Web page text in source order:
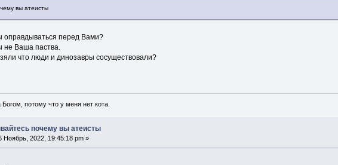
вы атеисты
перед Вами?
не Ваша паства.
что люди и динозавры сосуществовали?
Богом, потому что у меня нет кота.
почему вы атеисты
Ноябрь, 2022, 19:45:18 pm »